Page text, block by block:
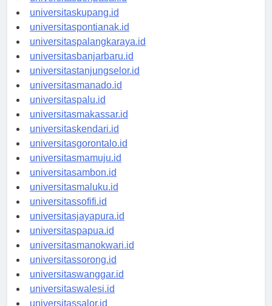
universitasdenpasar.id
universitaskupang.id
universitaspontianak.id
universitaspalangkaraya.id
universitasbanjarbaru.id
universitastanjungselor.id
universitasmanado.id
universitaspalu.id
universitasmakassar.id
universitaskendari.id
universitasgorontalo.id
universitasmamuju.id
universitasambon.id
universitasmaluku.id
universitassofifi.id
universitasjayapura.id
universitaspapua.id
universitasmanokwari.id
universitassorong.id
universitaswanggar.id
universitaswalesi.id